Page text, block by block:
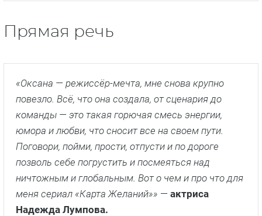
Прямая речь
«Оксана — режиссёр-мечта, мне снова крупно
повезло. Всё, что она создала, от сценария до
команды — это такая горючая смесь энергии,
юмора и любви, что сносит все на своем пути.
Поговори, пойми, прости, отпусти и по дороге
позволь себе погрустить и посмеяться над
ничтожным и глобальным. Вот о чем и про что для
меня сериал «Карта Желаний»» — актриса
Надежда Лумпова.